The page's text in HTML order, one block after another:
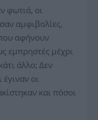
φωτιά, οι
αμφιβολίες,
αφήνουν
εμπρηστές μέχρι
άλλο; Δεν
οι
και πόσοι